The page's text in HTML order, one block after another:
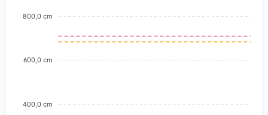
800,0 cm
600,0 cm
400,0 cm